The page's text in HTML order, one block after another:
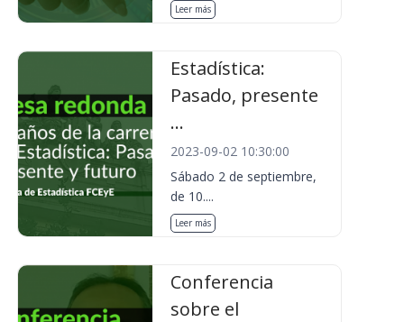
Leer más
Estadística:
Pasado, presente
...
2023-09-02 10:30:00
Sábado 2 de septiembre,
de 10....
Leer más
Conferencia
sobre el